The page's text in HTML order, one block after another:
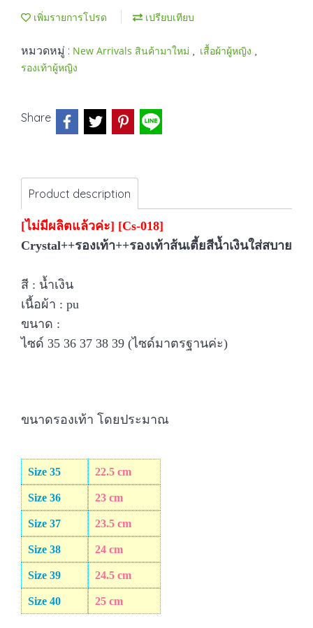
เพิ่มรายการโปรด เปรียบเทียบ
หมวดหมู่ : New Arrivals สินค้ามาใหม่ , เสื้อผ้าผู้หญิง ,
รองเท้าผู้หญิง
Share
Product description
[ไม่มีผลิตแล้วค่ะ] [Cs-018]
Crystal++รองเท้า++รองเท้าส้นเตี้ยสีน้ำเงินใส่สบาย
สี : น้ำเงิน
เนื้อผ้า : pu
ขนาด :
ไซด์ 35 36 37 38 39 (ไซด์มาตรฐานค่ะ)
ขนาดรองเท้า โดยประมาณ
Size 35 22.5 cm
Size 36 23 cm
Size 37 23.5 cm
Size 38 24 cm
Size 39 24.5 cm
Size 40 25 cm